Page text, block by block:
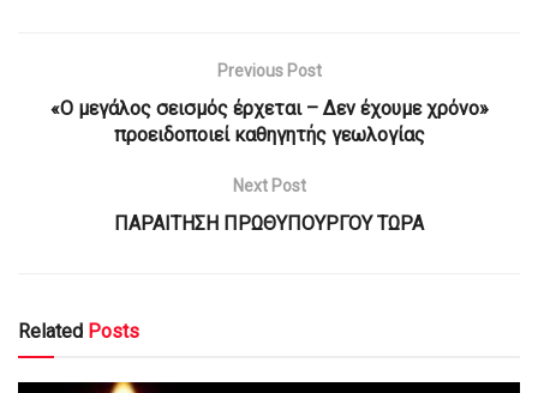
Previous Post
«Ο μεγάλος σεισμός έρχεται – Δεν έχουμε χρόνο»
προειδοποιεί καθηγητής γεωλογίας
Next Post
ΠΑΡΑΙΤΗΣΗ ΠΡΩΘΥΠΟΥΡΓΟΥ ΤΩΡΑ
Related Posts